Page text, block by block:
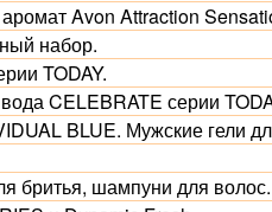
Avon Attraction
набор.
TODAY.
CELEBRATE серии
BLUE. Мужские гели
бритья, шампуни для волос.